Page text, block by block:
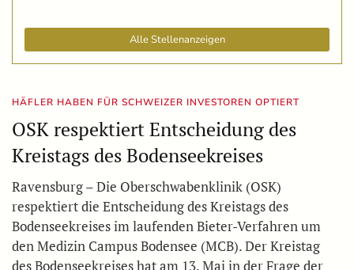
Alle Stellenanzeigen
HÄFLER HABEN FÜR SCHWEIZER INVESTOREN OPTIERT
OSK respektiert Entscheidung des
Kreistags des Bodenseekreises
Ravensburg – Die Oberschwabenklinik (OSK)
respektiert die Entscheidung des Kreistags des
Bodenseekreises im laufenden Bieter-Verfahren um
den Medizin Campus Bodensee (MCB). Der Kreistag
des Bodenseekreises hat am 13. Mai in der Frage der